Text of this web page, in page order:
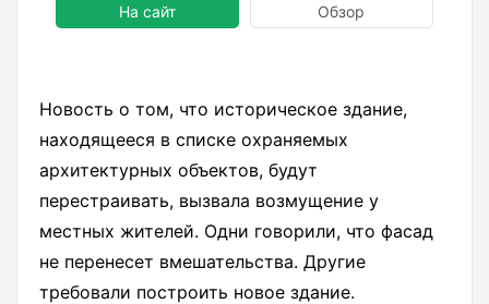
На сайт
Обзор
Новость о том, что историческое здание,
находящееся в списке охраняемых
архитектурных объектов, будут
перестраивать, вызвала возмущение у
местных жителей. Одни говорили, что фасад
не перенесет вмешательства. Другие
требовали построить новое здание.